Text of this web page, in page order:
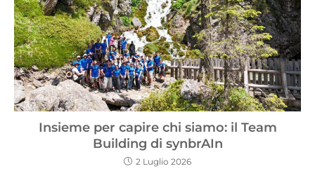
Insieme per capire chi siamo: il Team
Building di synbrAIn
2 Luglio 2026